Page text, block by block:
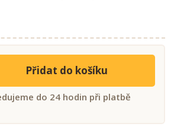
Přidat do košíku
do 24 hodin při platbě